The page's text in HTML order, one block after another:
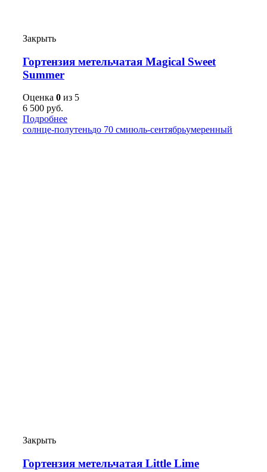
Закрыть
Гортензия метельчатая Magical Sweet
Summer
Оценка 0 из 5
6 500 руб.
Подробнее
солнце-полутеньдо 70 смиюль-сентябрьумеренный
Закрыть
Гортензия метельчатая Little Lime